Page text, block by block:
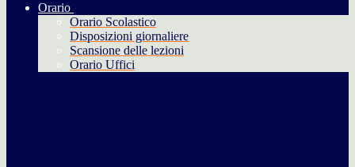
Orario
Orario Scolastico
Disposizioni giornaliere
Scansione delle lezioni
Orario Uffici